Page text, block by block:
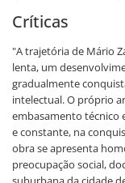
Críticas
"A trajetória de Mário
lenta, um
gradualmente
intelectual. O próprio
embasamento técnico
e constante, na
obra se apresenta
preocupação social,